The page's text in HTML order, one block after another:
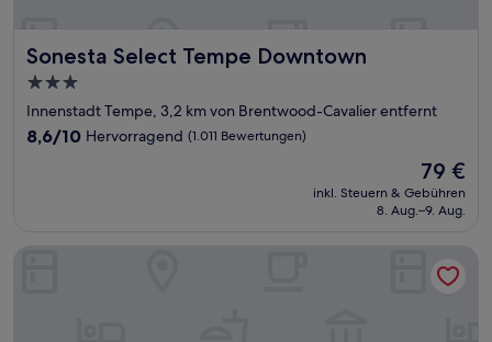
Sonesta Select Tempe Downtown
Sonesta Select Tempe Downtown
3.0-
Sterne-
Unterkunft
Innenstadt Tempe, 3,2 km von Brentwood-Cavalier entfernt
8.6
8,6/10 Hervorragend (1.011 Bewertungen)
Der
Preis
beträgt
79 €
inkl. Steuern & Gebühren
8. Aug.–9. Aug.
University Inn Tempe